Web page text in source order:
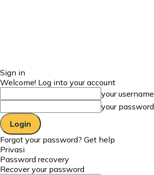
Sign in
Welcome! Log into your account
your username
your password
Forgot your password? Get help
Privasi
Password recovery
Recover your password